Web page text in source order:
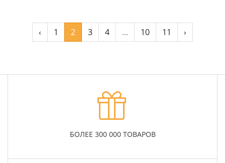
‹ 1 2 3 4 ... 10 11 ›
БОЛЕЕ 300 000 ТОВАРОВ